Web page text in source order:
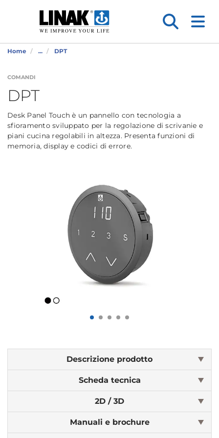
Home ... DPT
COMANDI
DPT
Desk Panel Touch è un pannello con tecnologia a
sfioramento sviluppato per la regolazione di scrivanie e
piani cucina regolabili in altezza. Presenta funzioni di
memoria, display e codici di errore.
Descrizione prodotto
Scheda tecnica
2D / 3D
Manuali e brochure